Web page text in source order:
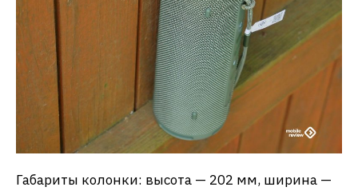
Габариты колонки: высота — 202 мм, ширина —